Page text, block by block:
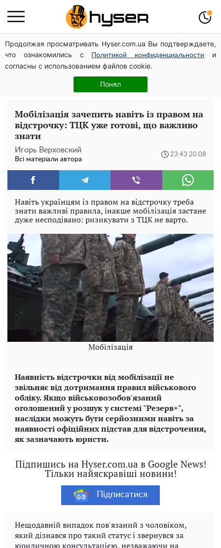
Продолжая просматривать Hyser.com.ua Вы подтверждаете,
что ознакомились с
Политикой конфиденциальности
и
согласны с использованием файлов cookie.
Понял
Гола Олена Тополя у цікавих позах змусила відвисати
щелепи: злив відео – було лише початком
Такої закуски завжди виявляється мало: рецепт
помідорів по-корейськи із солодким перцем та
морквою на зиму
Мобілізація зачепить навіть із правом на
відстрочку: ТЦК уже готові, що важливо
знати
Игорь Верховский
Всі матеріали автора
23:43 20.08
Навіть українцям із правом на відстрочку треба
знати важливі правила, інакше мобілізація застане
дуже несподівано: ризикувати з ТЦК не варто.
Мобілізація
Наявність відстрочки від мобілізації не
звільняє від дотримання правил військового
обліку. Якщо військовозобов'язаний
оголошений у розшук у системі "Резерв+",
наслідки можуть бути серйозними навіть за
наявності офіційних підстав для відстрочення,
як зазначають юристи.
Підпишись на Hyser.com.ua в Google News!
Тільки найяскравіші новини!
Підписатися
Нещодавній випадок пов'язаний з чоловіком,
який дізнався про такий статус і звернувся за
юридичною консультацією, незважаючи на